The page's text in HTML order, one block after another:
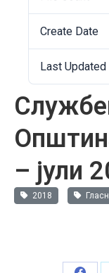
Create Date
Last Updated
– јули
2018